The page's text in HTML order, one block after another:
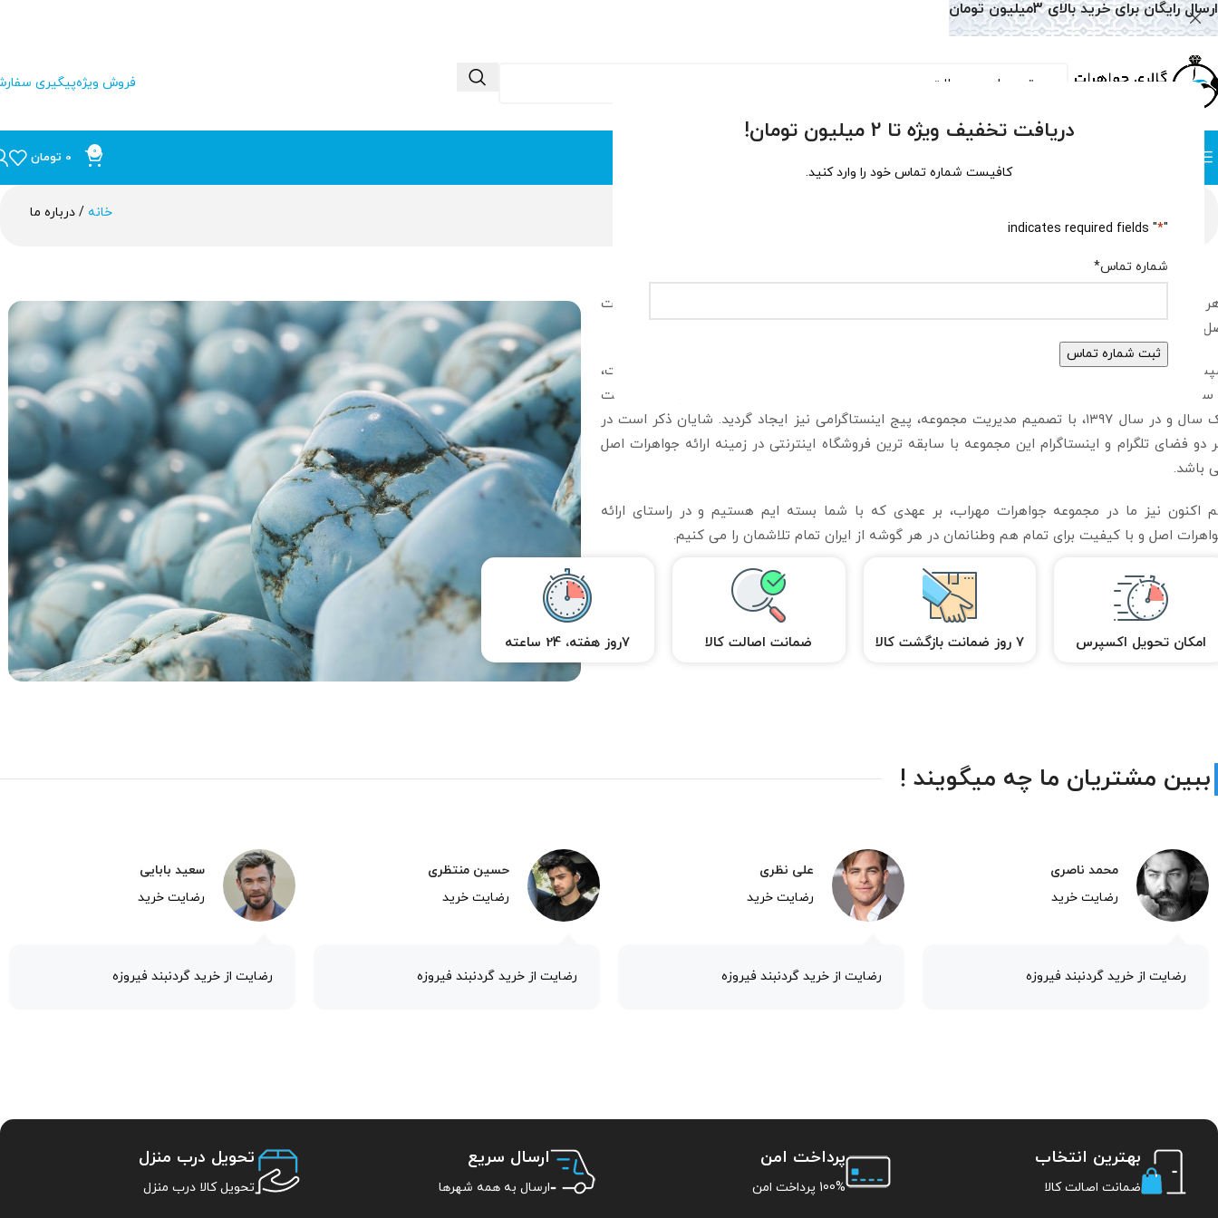
دریافت تخفیف ویژه تا 2 میلیون تومان!
کافیست شماره تماس خود را وارد کنید.
"
*
" indicates required fields
شماره تماس*
فروش ویژهپیگیری
0
0 تومان
خانه درباره ما
ایرانی یک جواهر اصل” همیشه دغدغه مجموعه جواهرات مهراب بوده است. لذا با هدف ارائه جواهرات
به تمام نقاط ایران و برای تمام هم وطنانمان در سال ۱۳۹۰ این مجموعه را تاسیس نمودیم.
در راستای بهره مندی از دنیای ارتباطات و بمنظور دسترسی تمام عزیزان در سرتاسر کشور به محصولات،
از سال ۱۳۹۶ فعالیت خود در بخش فروش اینترنتی را با ایجاد یک کانال تلگرامی آغاز نمودیم. سپس با گذشت
یک سال و در سال ۱۳۹۷، با تصمیم مدیریت مجموعه، پیج اینستاگرامی نیز ایجاد گردید. شایان ذکر است در
دو فضای تلگرام و اینستاگرام این مجموعه با سابقه ترین فروشگاه اینترنتی در زمینه ارائه جواهرات اصل
باشد.
اکنون نیز ما در مجموعه جواهرات مهراب، بر عهدی که با شما بسته ایم هستیم و در راستای ارائه
اصل و با کیفیت برای تمام هم وطنانمان در هر گوشه از ایران تمام تلاشمان را می کنیم.
امکان تحویل اکسپرس 7 روز ضمانت بازگشت کالا ضمانت اصالت کالا 7روز هفته، 24 ساعته
ببین مشتریان ما چه میگویند !
محمد ناصری
رضایت خرید
رضایت از خرید گردنبند فیروزه
علی نظری
رضایت خرید
رضایت از خرید گردنبند فیروزه
حسین منتظری
رضایت خرید
رضایت از خرید گردنبند فیروزه
سعید بابایی
رضایت خرید
رضایت از خرید گردنبند فیروزه
بهترین انتخاب
ضمانت اصالت کالا
پرداخت امن
100% پرداخت امن
ارسال سریع
ارسال به همه شهرها
تحویل درب منزل
تحویل کالا درب منزل
ارسال رایگان برای خرید بالای 3میلیون تومان